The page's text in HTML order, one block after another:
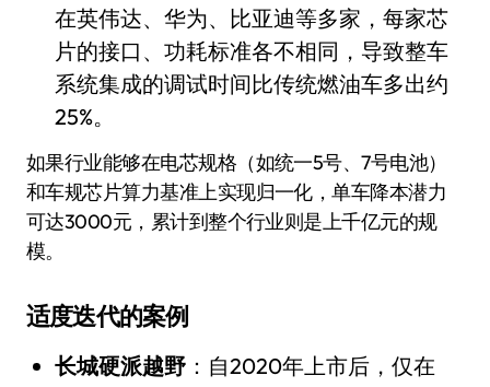
在英伟达、华为、比亚迪等多家，每家芯
片的接口、功耗标准各不相同，导致整车
系统集成的调试时间比传统燃油车多出约
25%。
如果行业能够在电芯规格（如统一5号、7号电池）
和车规芯片算力基准上实现归一化，单车降本潜力
可达3000元，累计到整个行业则是上千亿元的规
模。
适度迭代的案例
长城硬派越野：自2020年上市后，仅在